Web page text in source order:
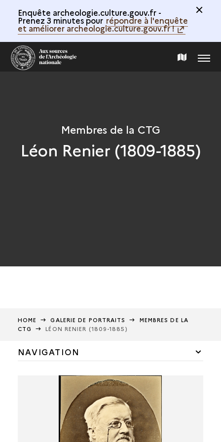
Enquête archeologie.culture.gouv.fr -
Prenez 3 minutes pour répondre à l'enquête
et améliorer archeologie.culture.gouv.fr !
CARTE
COLLECTION
MENU
Membres de la CTG
Léon Renier (1809-1885)
HOME GALERIE DE PORTRAITS
MEMBRES DE LA
CTG
LÉON RENIER (1809-1885)
NAVIGATION
Membres de la CTG
Félicien de Saulcy
Alexandre Bertrand
Anatole de Barthélemy